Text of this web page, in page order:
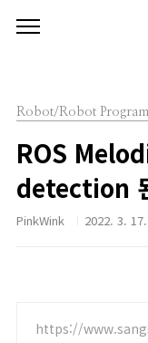
Robot/Robot
ROS
detection
PinkWink 2022. 3.
https://